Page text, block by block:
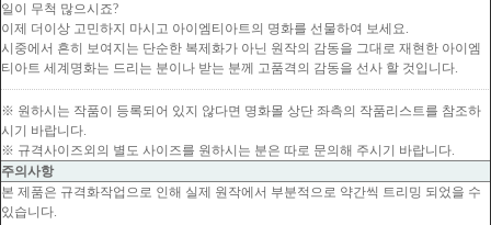
일이 무척 많으시죠?
이제 더이상 고민하지 마시고 아이엠티아트의 명화를 선물하여 보세요.
시중에서 흔히 보여지는 단순한 복제화가 아닌 원작의 감동을 그대로 재현한 아이엠
티아트 세계명화는 드리는 분이나 받는 분께 고품격의 감동을 선사 할 것입니다.
※ 원하시는 작품이 등록되어 있지 않다면 명화몰 상단 좌측의 작품리스트를 참조하
시기 바랍니다.
※ 규격사이즈외의 별도 사이즈를 원하시는 분은 따로 문의해 주시기 바랍니다.
주의사항
본 제품은 규격화작업으로 인해 실제 원작에서 부분적으로 약간씩 트리밍 되었을 수
있습니다.